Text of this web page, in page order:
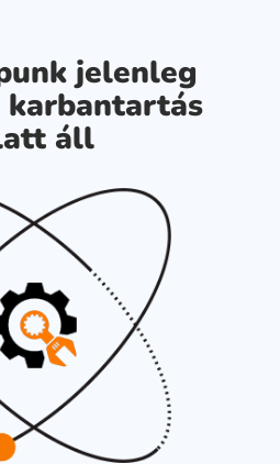
jelenleg
áll